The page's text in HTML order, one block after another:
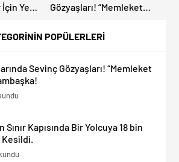
POPÜLERLERİ
Sevinç Gözyaşları! “Memleket
Sınır Kapısında Bir Yolcuya 18 bin
Yeni
Gözyaşları! “Memleket